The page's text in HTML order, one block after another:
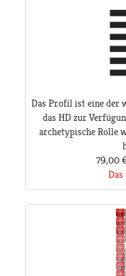
Das Profil ist eine der
das HD zur
archetypische Rolle
79,00